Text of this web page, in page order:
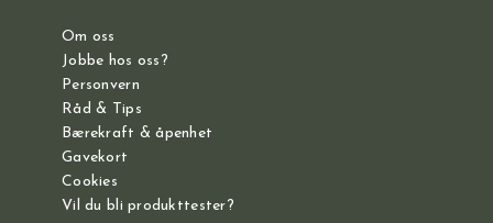
Om oss
Jobbe hos oss?
Personvern
Råd & Tips
Bærekraft & åpenhet
Gavekort
Cookies
Vil du bli produkttester?